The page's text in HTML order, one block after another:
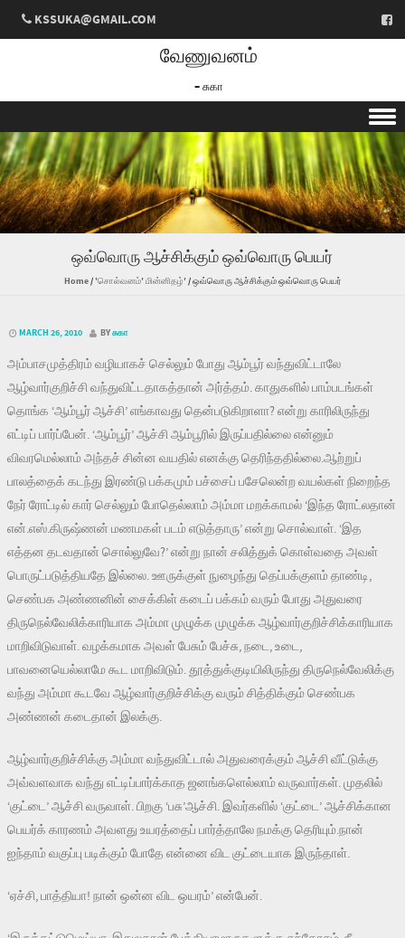
KSSUKA@GMAIL.COM
வேணுவனம்
– சுகா
Skip to content
ஒவ்வொரு ஆச்சிக்கும் ஒவ்வொரு பெயர்
Home/'சொல்வனம்' மின்னிதழ்'/ஒவ்வொரு ஆச்சிக்கும் ஒவ்வொரு பெயர்
MARCH 26, 2010 BYசுகா
அம்பாசமுத்திரம் வழியாகச் செல்லும் போது ஆம்பூர் வந்துவிட்டாலே
ஆழ்வார்குறிச்சி வந்துவிட்டதாகத்தான் அர்த்தம். காதுகளில் பாம்படங்கள்
தொங்க ‘ஆம்பூர் ஆச்சி’ எங்காவது தென்படுகிறாளா? என்று காரிலிருந்து
எட்டிப் பார்ப்பேன். ‘ஆம்பூர்’ ஆச்சி ஆம்பூரில் இருப்பதில்லை என்னும்
விவரமெல்லாம் அந்தச் சின்ன வயதில் எனக்கு தெரிந்ததில்லை.ஆற்றுப்
பாலத்தைக் கடந்து இரண்டு பக்கமும் பச்சைப் பசேலென்ற வயல்கள் நிறைந்த
நேர் ரோட்டில் கார் செல்லும் போதெல்லாம் அம்மா மறக்காமல் ‘இந்த ரோட்லதான்
என்.எஸ்.கிருஷ்ணன் மணமகள் படம் எடுத்தாரு’ என்று சொல்வாள். ‘இத
எத்தன தடவதான் சொல்லுவே?’ என்று நான் சலித்துக் கொள்வதை அவள்
பொருட்படுத்தியதே இல்லை. ஊருக்குள் நுழைந்து தெப்பக்குளம் தாண்டி,
செண்பக அண்ணனின் சைக்கிள் கடைப் பக்கம் வரும் போது அதுவரை
திருநெல்வேலிக்காரியாக அம்மா முழுக்க முழுக்க ஆழ்வார்குறிச்சிக்காரியாக
மாறிவிடுவாள். வழக்கமாக அவள் பேசும் பேச்சு, நடை, உடை,
பாவனையெல்லாமே கூட மாறிவிடும். தூத்துக்குடியிலிருந்து திருநெல்வேலிக்கு
வந்து அம்மா கூடவே ஆழ்வார்குறிச்சிக்கு வரும் சித்திக்கும் செண்பக
அண்ணன் கடைதான் இலக்கு.
ஆழ்வார்குறிச்சிக்கு அம்மா வந்துவிட்டால் அதுவரைக்கும் ஆச்சி வீட்டுக்கு
அவ்வளவாக வந்து எட்டிப்பார்க்காத ஜனங்களெல்லாம் வருவார்கள். முதலில்
‘குட்டை’ ஆச்சி வருவாள். பிறகு ‘பசு’ஆச்சி. இவர்களில் ‘குட்டை’ ஆச்சிக்கான
பெயர்க் காரணம் அவளது உயரத்தைப் பார்த்தாலே நமக்கு தெரியும்.நான்
ஐந்தாம் வகுப்பு படிக்கும் போதே என்னை விட குட்டையாக இருந்தாள்.
‘ஏச்சி, பாத்தியா! நான் ஒன்ன விட ஒயரம்’ என்பேன்.